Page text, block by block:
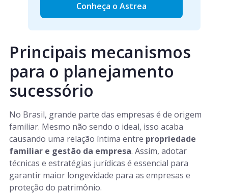
Conheça o Astrea
Principais mecanismos
para o planejamento
sucessório
No Brasil, grande parte das empresas é de origem
familiar. Mesmo não sendo o ideal, isso acaba
causando uma relação íntima entre propriedade
familiar e gestão da empresa. Assim, adotar
técnicas e estratégias jurídicas é essencial para
garantir maior longevidade para as empresas e
proteção do patrimônio.